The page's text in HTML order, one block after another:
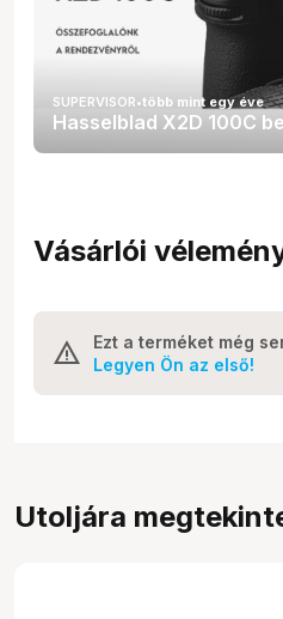
Hasselblad X2D 100C
SUPERVISOR•több mint egy éve
Vásárlói
Ezt a terméket még
Legyen Ön az első!
Utoljára